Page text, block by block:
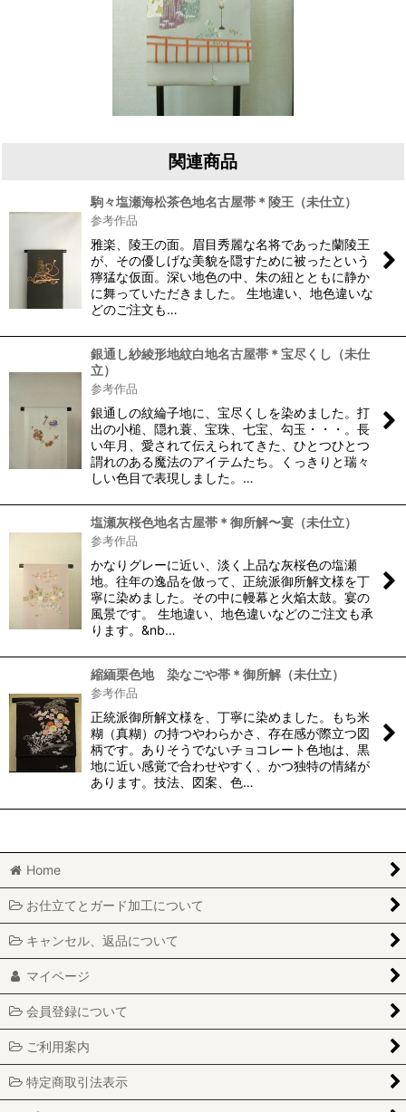
関連商品
駒々塩瀬海松茶色地名古屋帯＊陵王（未仕立）
参考作品
雅楽、陵王の面。眉目秀麗な名将であった蘭陵王
が、その優しげな美貌を隠すために被ったという
獰猛な仮面。深い地色の中、朱の紐とともに静か
に舞っていただきました。 生地違い、地色違いな
どのご注文も…
銀通し紗綾形地紋白地名古屋帯＊宝尽くし（未仕
立）
参考作品
銀通しの紋綸子地に、宝尽くしを染めました。打
出の小槌、隠れ蓑、宝珠、七宝、勾玉・・・。長
い年月、愛されて伝えられてきた、ひとつひとつ
謂れのある魔法のアイテムたち。くっきりと瑞々
しい色目で表現しました。…
塩瀬灰桜色地名古屋帯＊御所解〜宴（未仕立）
参考作品
かなりグレーに近い、淡く上品な灰桜色の塩瀬
地。往年の逸品を倣って、正統派御所解文様を丁
寧に染めました。その中に幔幕と火焔太鼓。宴の
風景です。 生地違い、地色違いなどのご注文も承
ります。&nb…
縮緬栗色地 染なごや帯＊御所解（未仕立）
参考作品
正統派御所解文様を、丁寧に染めました。もち米
糊（真糊）の持つやわらかさ、存在感が際立つ図
柄です。ありそうでないチョコレート色地は、黒
地に近い感覚で合わせやすく、かつ独特の情緒が
あります。技法、図案、色…
Home
お仕立てとガード加工について
キャンセル、返品について
マイページ
会員登録について
ご利用案内
特定商取引法表示